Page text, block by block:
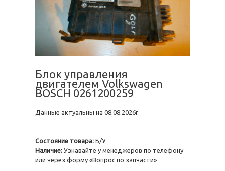
Блок управления
двигателем Volkswagen
BOSCH 0261200259
Данные актуальны на 08.08.2026г.
Состояние товара: Б/У
Наличие: Узнавайте у менеджеров по телефону
или через форму «Вопрос по запчасти»